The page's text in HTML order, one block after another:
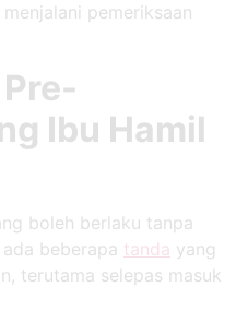
pemeriksaan
Ibu Hamil
boleh berlaku tanpa
beberapa tanda yang
terutama selepas masuk